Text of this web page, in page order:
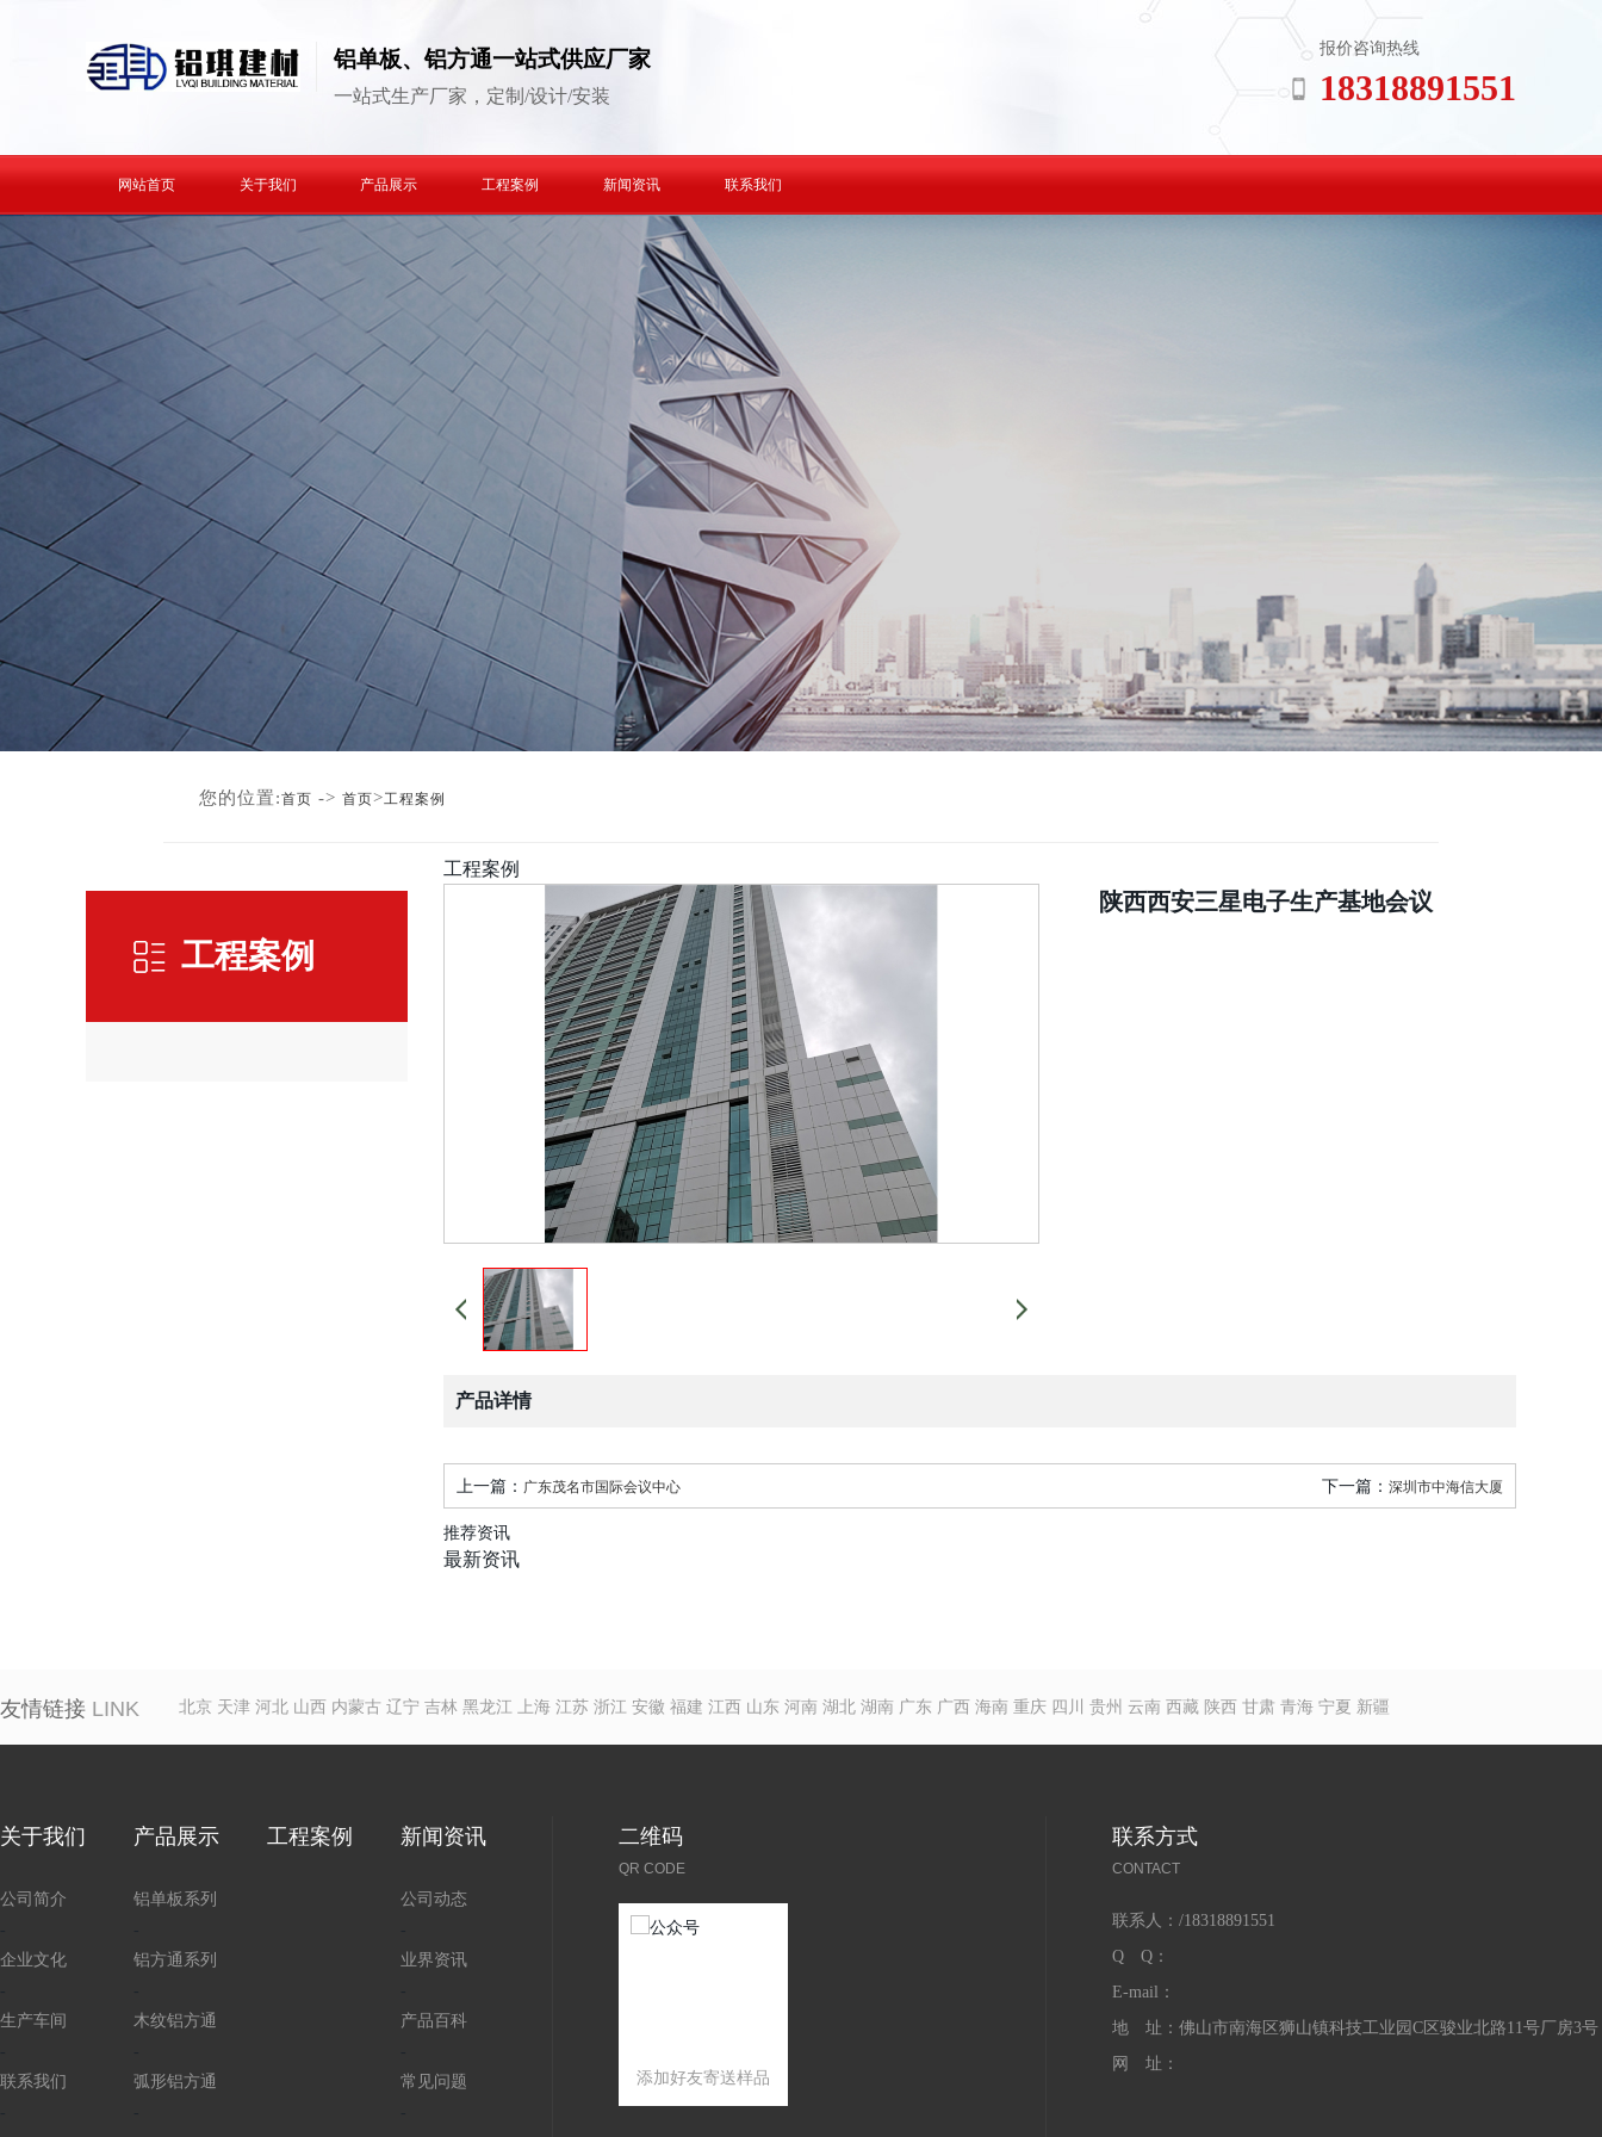
铝单板、铝方通一站式供应厂家
一站式生产厂家，定制/设计/安装
报价咨询热线
18318891551
网站首页 关于我们 产品展示 工程案例 新闻资讯 联系我们
您的位置:首页 -> 首页>工程案例
工程案例
工程案例
陕西西安三星电子生产基地会议
产品详情
上一篇： 广东茂名市国际会议中心 下一篇： 深圳市中海信大厦
推荐资讯
最新资讯
友情链接 LINK 北京 天津 河北 山西 内蒙古 辽宁 吉林 黑龙江 上海 江苏 浙江 安徽 福建 江西 山东 河南 湖北 湖南 广东 广西 海南 重庆 四川 贵州 云南 西藏 陕西 甘肃 青海 宁夏 新疆
关于我们
公司简介
-
企业文化
-
生产车间
-
联系我们
-
产品展示
铝单板系列
-
铝方通系列
-
木纹铝方通
-
弧形铝方通
-
工程案例 新闻资讯
公司动态
-
业界资讯
-
产品百科
-
常见问题
-
二维码
QR CODE
添加好友寄送样品
联系方式
CONTACT
联系人：/18318891551
Q Q：
E-mail：
地 址：佛山市南海区狮山镇科技工业园C区骏业北路11号厂房3号
网 址：